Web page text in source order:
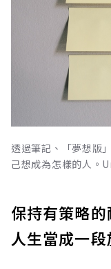
透過筆記、「夢想版
己想成為怎樣的人
保持有策略
人生當成一段